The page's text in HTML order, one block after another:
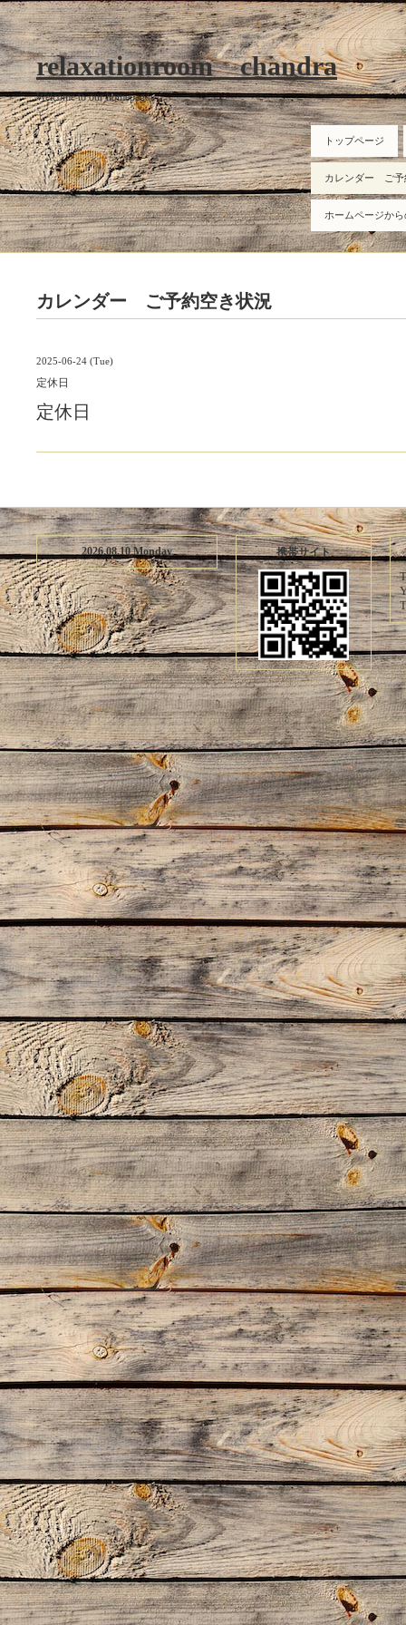
relaxationroom chandra
Welcome to our homepage
トップページ
カレンダー ご予
ホームページか
カレンダー ご予約空き状況
2025-06-24 (Tue)
定休日
定休日
2026.08.10 Monday 携帯サイト